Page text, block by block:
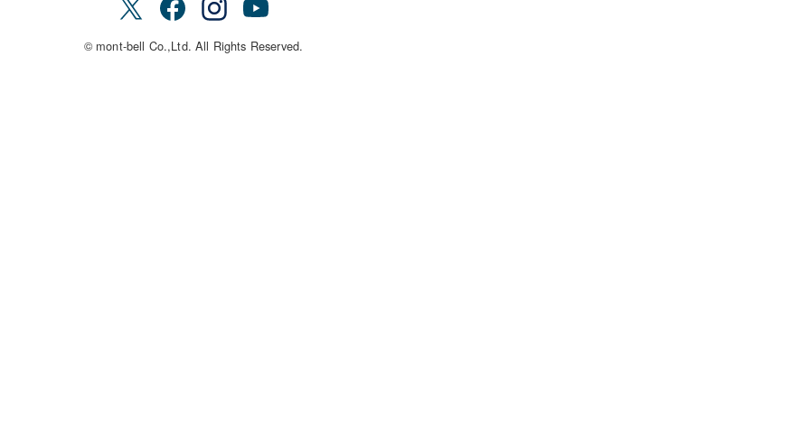
© mont-bell Co.,Ltd. All Rights Reserved.